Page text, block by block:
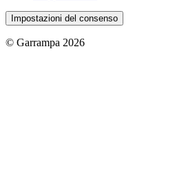
Impostazioni del consenso
© Garrampa 2026